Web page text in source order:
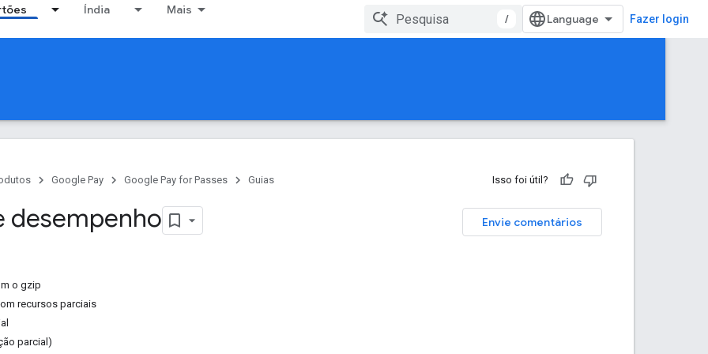
Índia Mais
/ Fazer login
Google Pay Google Pay for Passes Guias Isso foi útil?
Envie comentários
desempenho
o gzip
recursos parciais
parcial)